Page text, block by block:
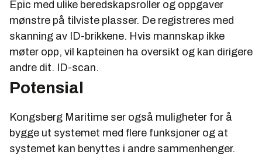
Epic med ulike beredskapsroller og oppgaver
mønstre på tilviste plasser. De registreres med
skanning av ID-brikkene. Hvis mannskap ikke
møter opp, vil kapteinen ha oversikt og kan dirigere
andre dit. ID-scan.
Potensial
Kongsberg Maritime ser også muligheter for å
bygge ut systemet med flere funksjoner og at
systemet kan benyttes i andre sammenhenger.